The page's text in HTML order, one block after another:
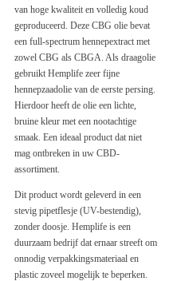
van hoge kwaliteit en volledig koud
geproduceerd. Deze CBG olie bevat
een full-spectrum hennepextract met
zowel CBG als CBGA. Als draagolie
gebruikt Hemplife zeer fijne
hennepzaadolie van de eerste persing.
Hierdoor heeft de olie een lichte,
bruine kleur met een nootachtige
smaak. Een ideaal product dat niet
mag ontbreken in uw CBD-
assortiment.
Dit product wordt geleverd in een
stevig pipetflesje (UV-bestendig),
zonder doosje. Hemplife is een
duurzaam bedrijf dat ernaar streeft om
onnodig verpakkingsmateriaal en
plastic zoveel mogelijk te beperken.